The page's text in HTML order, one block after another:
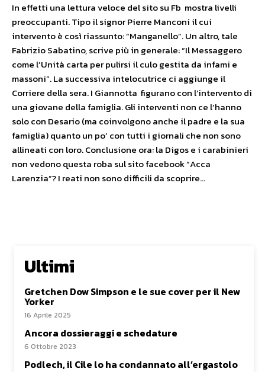
In effetti una lettura veloce del sito su Fb mostra livelli
preoccupanti. Tipo il signor Pierre Manconi il cui
intervento è così riassunto: “Manganello”. Un altro, tale
Fabrizio Sabatino, scrive più in generale: “Il Messaggero
come l’Unità carta per pulirsi il culo gestita da infami e
massoni”. La successiva intelocutrice ci aggiunge il
Corriere della sera. I Giannotta figurano con l’intervento di
una giovane della famiglia. Gli interventi non ce l’hanno
solo con Desario (ma coinvolgono anche il padre e la sua
famiglia) quanto un po’ con tutti i giornali che non sono
allineati con loro. Conclusione ora: la Digos e i carabinieri
non vedono questa roba sul sito facebook “Acca
Larenzia”? I reati non sono difficili da scoprire…
Ultimi
Gretchen Dow Simpson e le sue cover per il New
Yorker
16 Aprile 2025
Ancora dossieraggi e schedature
6 Ottobre 2023
Podlech, il Cile lo ha condannato all’ergastolo